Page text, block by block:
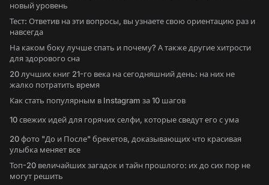
новый уровень
Тест: Ответив на эти вопросы, вы узнаете свою ориентацию раз и
навсегда
На каком боку лучше спать и почему? А также другие хитрости
для здорового сна
20 лучших книг 21-го века на сегодняшний день: на них не
жалко потратить время
Как стать популярным в Instagram за 10 шагов
10 свежих идей для горячих селфи, которые сведут его с ума
20 фото "До и После" брекетов, доказывающих что красивая
улыбка меняет все
Топ-20 величайших загадок и тайн прошлого: их до сих пор не
могут решить